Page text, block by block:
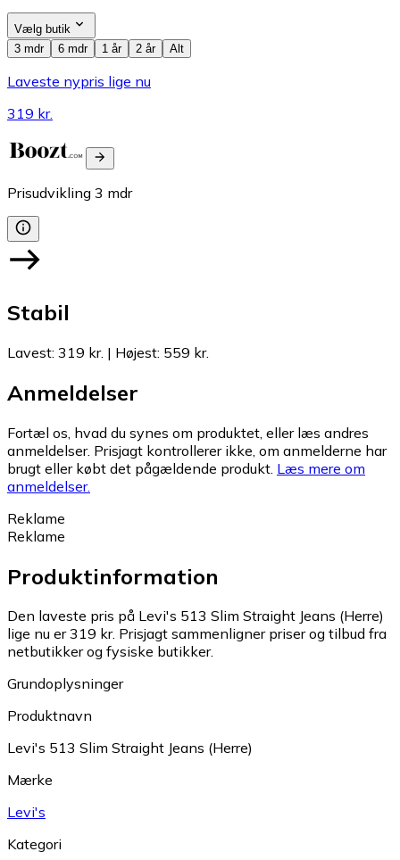
Vælg butik
3 mdr
6 mdr 1 år 2 år Alt
Laveste nypris lige nu
319 kr.
Prisudvikling 3 mdr
Stabil
Lavest: 319 kr. | Højest: 559 kr.
Anmeldelser
Fortæl os, hvad du synes om produktet, eller læs andres
anmeldelser. Prisjagt kontrollerer ikke, om anmelderne har
brugt eller købt det pågældende produkt. Læs mere om
anmeldelser.
Reklame
Reklame
Produktinformation
Den laveste pris på Levi's 513 Slim Straight Jeans (Herre)
lige nu er 319 kr. Prisjagt sammenligner priser og tilbud fra
netbutikker og fysiske butikker.
Grundoplysninger
Produktnavn
Levi's 513 Slim Straight Jeans (Herre)
Mærke
Levi's
Kategori